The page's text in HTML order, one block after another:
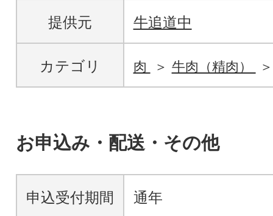
提供元 牛追道中
カテゴリ 肉 牛肉（精肉）
お申込み・配送・その他
申込受付期間 通年